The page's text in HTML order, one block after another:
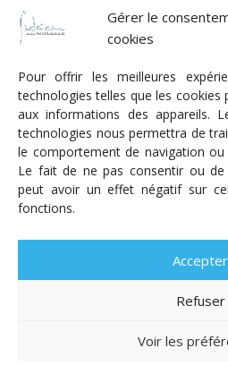
Gérer le
cookies
Pour offrir les meilleures
technologies telles que les
aux informations des appareils.
technologies nous permettra de
le comportement de navigation
Le fait de ne pas consentir ou
peut avoir un effet négatif sur
fonctions.
Accepter
Refuser
Voir les
Radio Judaica Strasbourg
Tous droits réservés
RADIO JUDAÏCA
ÉMISSIONS
PODCASTS
UN DON
ADHÉRER